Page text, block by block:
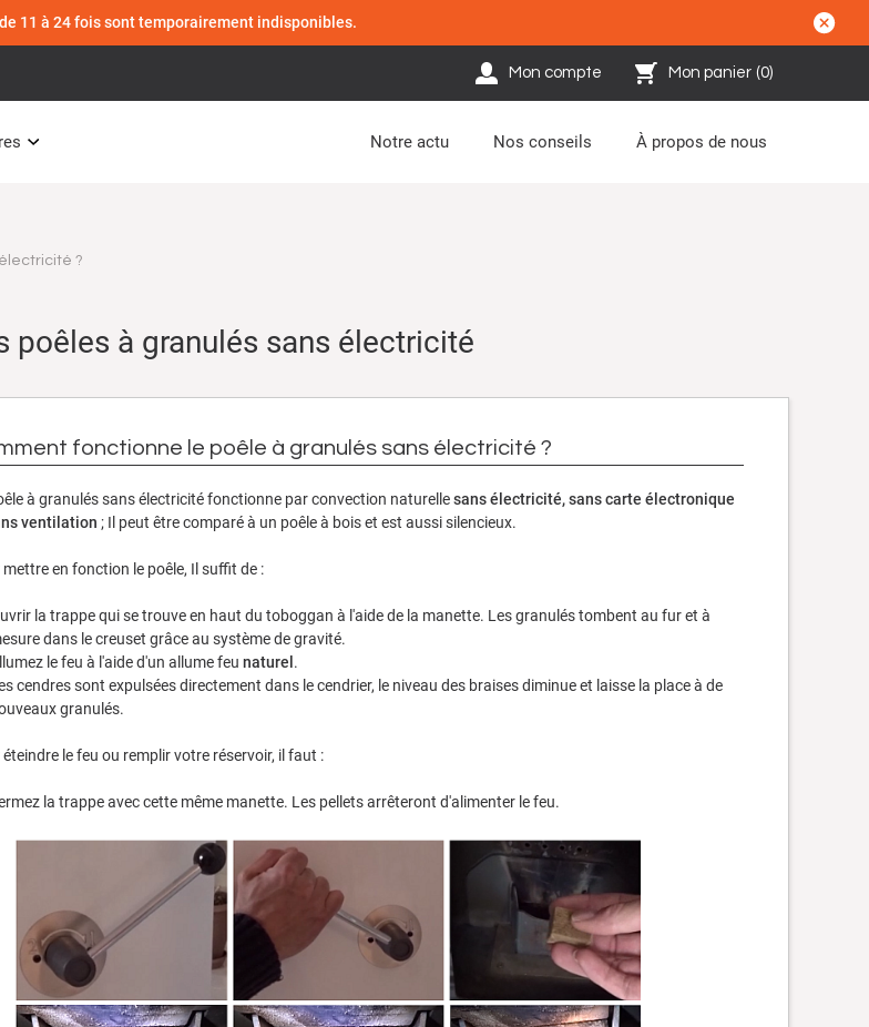
11 à 24 fois sont temporairement indisponibles.
Mon compte Mon panier (0)
Notre actu Nos conseils À propos de nous
?
poêles à granulés sans électricité
fonctionne le poêle à granulés sans électricité ?
à granulés sans électricité fonctionne par convection naturellesans électricité, sans carte électronique
ventilation ; Il peut être comparé à un poêle à bois et est aussi silencieux.
mettre en fonction le poêle, Il suffit de :
la trappe qui se trouve en haut du toboggan à l'aide de la manette. Les granulés tombent au fur et à
dans le creuset grâce au système de gravité.
le feu à l'aide d'un allume feu naturel .
cendres sont expulsées directement dans le cendrier, le niveau des braises diminue et laisse la place à de
granulés.
éteindre le feu ou remplir votre réservoir, il faut :
la trappe avec cette même manette. Les pellets arrêteront d'alimenter le feu.